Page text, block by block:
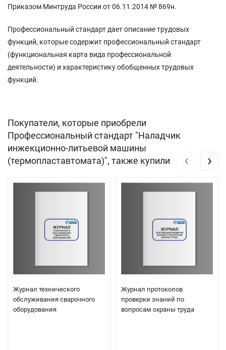
Приказом Минтруда России от 06.11.2014 № 869н.
Профессиональный стандарт дает описание трудовых
функций, которые содержит профессиональный стандарт
(функциональная карта вида профессиональной
деятельности) и характеристику обобщенных трудовых
функций.
Покупатели, которые приобрели
Профессиональный стандарт "Наладчик
инжекционно-литьевой машины
(термопластавтомата)", также купили
Журнал технического
обслуживания сварочного
оборудования
Журнал протоколов
проверки знаний по
вопросам охраны труда
‹ ›